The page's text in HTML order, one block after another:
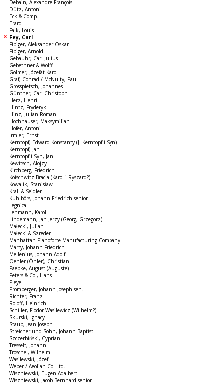
Debain, Alexandre François
Dütz, Antoni
Eck & Comp.
Erard
Falk, Louis
Fey, Carl
Fibiger, Aleksander Oskar
Fibiger, Arnold
Gebauhr, Carl Julius
Gebethner & Wolff
Golmer, Józefat Karol
Graf, Conrad / McNulty, Paul
Grosspietsch, Johannes
Günther, Carl Christoph
Herz, Henri
Hintz, Fryderyk
Hinz, Julian Roman
Hochhauser, Maksymilian
Hofer, Antoni
Irmler, Ernst
Kerntopf, Edward Konstanty (J. Kerntopf i Syn)
Kerntopf, Jan
Kerntopf i Syn, Jan
Kewitsch, Alojzy
Kirchberg, Friedrich
Koischwitz Bracia (Karol i Ryszard?)
Kowalik, Stanisław
Krall & Seidler
Kuhlbörs, Johann Friedrich senior
Legnica
Lehmann, Karol
Lindemann, Jan Jerzy (Georg, Grzegorz)
Małecki, Julian
Małecki & Szreder
Manhattan Pianoforte Manufacturing Company
Marty, Johann Friedrich
Mellenius, Johann Adolf
Oehler (Öhler), Christian
Paepke, August (Auguste)
Peters & Co., Hans
Pleyel
Promberger, Johann Joseph sen.
Richter, Franz
Roloff, Heinrich
Schiller, Fiodor Wasilewicz (Wilhelm?)
Skurski, Ignacy
Staub, Jean Joseph
Streicher und Sohn, Johann Baptist
Szczerbiński, Cyprian
Tresselt, Johann
Troschel, Wilhelm
Wasilewski, Józef
Weber / Aeolian Co. Ltd.
Wiszniewski, Eugen Adalbert
Wiszniewski, Jacob Bernhard senior